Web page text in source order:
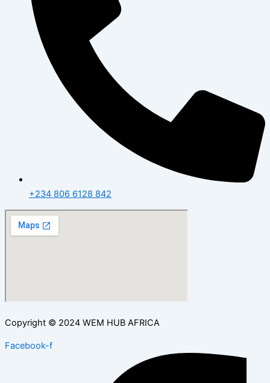
+234 806 6128 842
Copyright © 2024 WEM HUB AFRICA
Facebook-f